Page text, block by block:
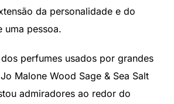
da personalidade e do
uma pessoa.
perfumes usados por grandes
Malone Wood Sage & Sea Salt
admiradores ao redor do